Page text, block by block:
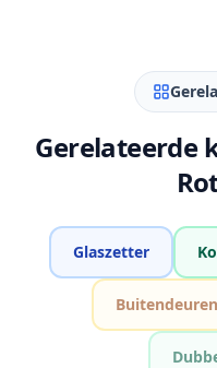
Gerelateerde
Glaszetter
Buitendeuren